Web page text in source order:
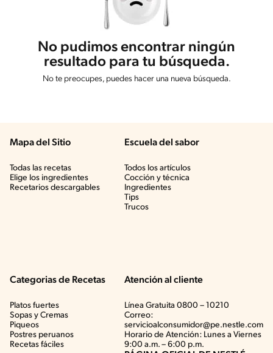
No pudimos encontrar ningún
resultado para tu búsqueda.
No te preocupes, puedes hacer una nueva búsqueda.
Mapa del Sitio
Todas las recetas
Elige los ingredientes
Recetarios descargables
Escuela del sabor
Todos los artículos
Cocción y técnica
Ingredientes
Tips
Trucos
Categorias de Recetas
Platos fuertes
Sopas y Cremas
Piqueos
Postres peruanos
Recetas fáciles
Atención al cliente
Línea Gratuita 0800 – 10210
Correo:
servicioalconsumidor@pe.nestle.com
Horario de Atención: Lunes a Viernes
9:00 a.m. – 6:00 p.m.